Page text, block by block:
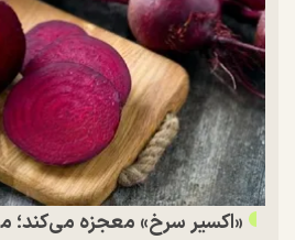
«اکسیر سرخ» معجزه می‌کند؛